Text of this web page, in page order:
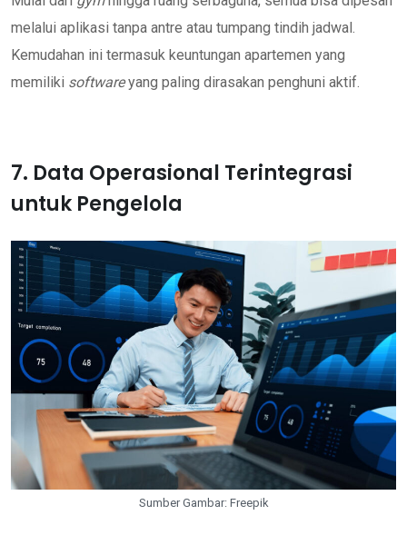
melalui aplikasi tanpa antre atau tumpang tindih jadwal.
Kemudahan ini termasuk keuntungan apartemen yang
memiliki softwareyang paling dirasakan penghuni aktif.
7. Data Operasional Terintegrasi
untuk Pengelola
Sumber Gambar: Freepik